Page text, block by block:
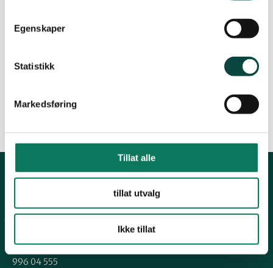
Egenskaper
Statistikk
Markedsføring
Tillat alle
tillat utvalg
Ikke tillat
Kontakt fylkeslaget
martinlindal@hotmail.com
996 04 555